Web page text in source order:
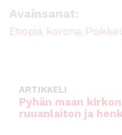
e
b
k
te
r
A
Avainsanat:
Etiopia, korona,
ARTIKKELI
Pyhän maan
ruuanlaiton ja